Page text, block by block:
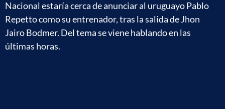
Nacional estaría cerca de anunciar al uruguayo Pablo
Repetto como su entrenador, tras la salida de Jhon
Jairo Bodmer. Del tema se viene hablando en las
últimas horas.